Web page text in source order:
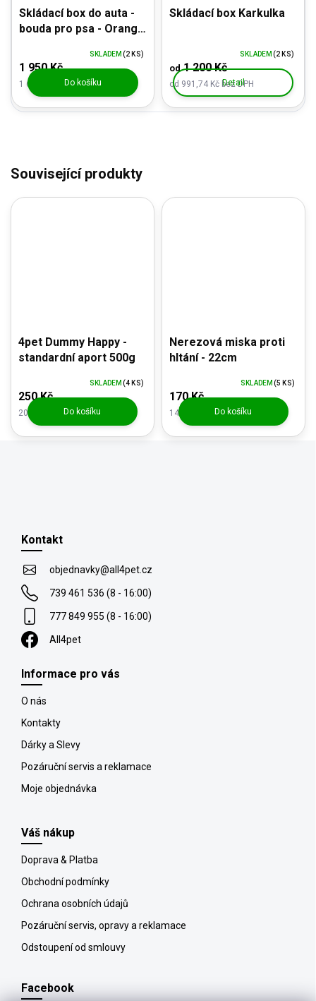
Skládací box do auta -
bouda pro psa - Orange
1 611,57 Kč bez DPH
1 950 Kč
SKLADEM (2 KS)
Do košíku
Skládací box Karkulka
od 991,74 Kč bez DPH
od1 200 Kč
SKLADEM (2 KS)
Detail
Související produkty
4pet Dummy Happy -
standardní aport 500g
206,61 Kč bez DPH
250 Kč
SKLADEM (4 KS)
Do košíku
Nerezová miska proti
hltání - 22cm
140,50 Kč bez DPH
170 Kč
SKLADEM (5 KS)
Do košíku
Kontakt
objednavky@all4pet.cz
739 461 536 (8 - 16:00)
777 849 955 (8 - 16:00)
All4pet
Informace pro vás
O nás
Kontakty
Dárky a Slevy
Pozáruční servis a reklamace
Moje objednávka
Váš nákup
Doprava & Platba
Obchodní podmínky
Ochrana osobních údajů
Pozáruční servis, opravy a reklamace
Odstoupení od smlouvy
Facebook